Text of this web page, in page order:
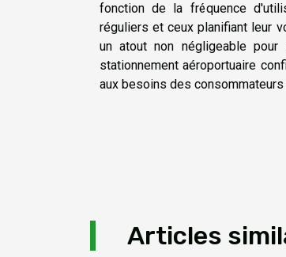
fonction de la fréquence
réguliers et ceux planifiant leur
un atout non négligeable
stationnement aéroportuaire
aux besoins des
Articles